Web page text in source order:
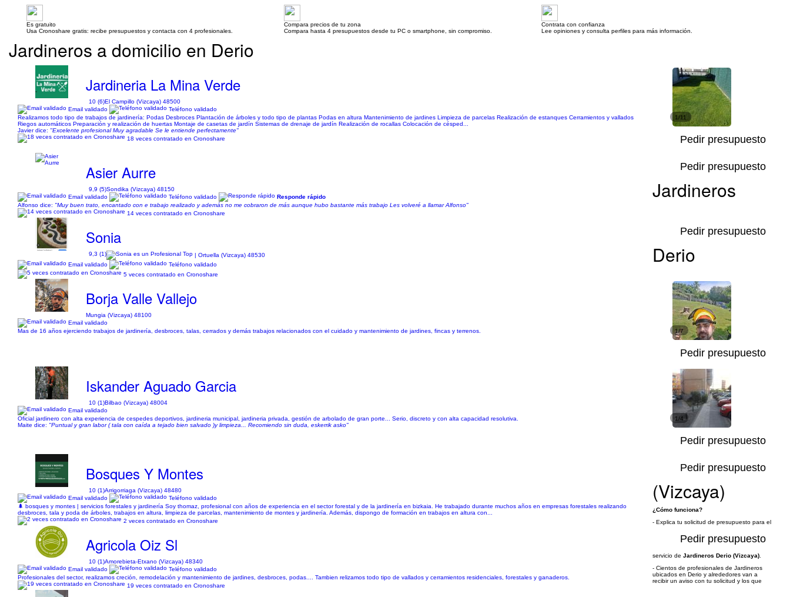
Es gratuito
Usa Cronoshare gratis: recibe presupuestos y contacta con 4 profesionales.
Compara precios de tu zona
Compara hasta 4 presupuestos desde tu PC o smartphone, sin compromiso.
Contrata con confianza
Lee opiniones y consulta perfiles para más información.
Jardineros a domicilio en Derio
Jardineria La Mina Verde
10 (6)El Campillo (Vizcaya) 48500
Email validado
Teléfono validado
Realizamos todo tipo de trabajos de jardinería: Podas Desbroces Plantación de árboles y todo tipo de plantas Podas en altura Mantenimiento de jardines Limpieza de parcelas Realización de estanques Cerramientos y vallados
Riegos automáticos Preparación y realización de huertas Montaje de casetas de jardín Sistemas de drenaje de jardín Realización de rocallas Colocación de césped...
Javier dice: "Excelente profesional Muy agradable Se le entiende perfectamente"
18 veces contratado en Cronoshare
1/11
Pedir presupuesto
Asier Aurre
9,9 (5)Sondika (Vizcaya) 48150
Email validado
Teléfono validado
Responde rápido
Alfonso dice: "Muy buen trato, encantado con e trabajo realizado y además no me cobraron de más aunque hubo bastante más trabajo Les volveré a llamar Alfonso"
14 veces contratado en Cronoshare
Pedir presupuesto
Sonia
9,3 (1)
| Ortuella (Vizcaya) 48530
Email validado
Teléfono validado
5 veces contratado en Cronoshare
Pedir presupuesto
Borja Valle Vallejo
Mungia (Vizcaya) 48100
Email validado
Mas de 16 años ejerciendo trabajos de jardinería, desbroces, talas, cerrados y demás trabajos relacionados con el cuidado y mantenimiento de jardines, fincas y terrenos.
1/7
Pedir presupuesto
Iskander Aguado Garcia
10 (1)Bilbao (Vizcaya) 48004
Email validado
Oficial jardinero con alta experiencia de cespedes deportivos, jardineria municipal, jardineria privada, gestión de arbolado de gran porte... Serio, discreto y con alta capacidad resolutiva.
Maite dice: "Puntual y gran labor ( tala con caída a tejado bien salvado )y limpieza... Recomiendo sin duda, eskerrik asko"
1/4
Pedir presupuesto
Bosques Y Montes
10 (1)Arrigorriaga (Vizcaya) 48480
Email validado
Teléfono validado
🌲 bosques y montes | servicios forestales y jardinería Soy thomaz, profesional con años de experiencia en el sector forestal y de la jardinería en bizkaia. He trabajado durante muchos años en empresas forestales realizando
desbroces, tala y poda de árboles, trabajos en altura, limpieza de parcelas, mantenimiento de montes y jardinería. Además, dispongo de formación en trabajos en altura con...
2 veces contratado en Cronoshare
Pedir presupuesto
Agricola Oiz Sl
10 (1)Amorebieta-Etxano (Vizcaya) 48340
Email validado
Teléfono validado
Profesionales del sector, realizamos creción, remodelación y mantenimiento de jardines, desbroces, podas.... Tambien relizamos todo tipo de vallados y cerramientos residenciales, forestales y ganaderos.
19 veces contratado en Cronoshare
Pedir presupuesto
Jardineros
Derio
(Vizcaya)
¿Cómo funciona?
- Explica tu solicitud de presupuesto para el
servicio de Jardineros Derio (Vizcaya)
- Cientos de profesionales de Jardineros
ubicados en Derio y alrededores van a
recibir un aviso con tu solicitud y los que